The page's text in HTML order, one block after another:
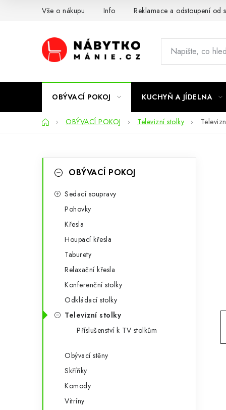
Vše o nákupu Info Reklamace a odstoupení od
OBÝVACÍ POKOJ KUCHYŇ A JÍDELNA
DomůOBÝVACÍ POKOJ Televizní stolky
í
kategorieOBÝVACÍ POKOJ
Sedací soupravy
Pohovky
Křesla
Houpací křesla
Taburety
Relaxační křesla
Konferenční stolky
Odkládací stolky
Televizní stolky
Příslušenství k TV stolkům
Obývací stěny
Skříňky
Komody
Vitríny